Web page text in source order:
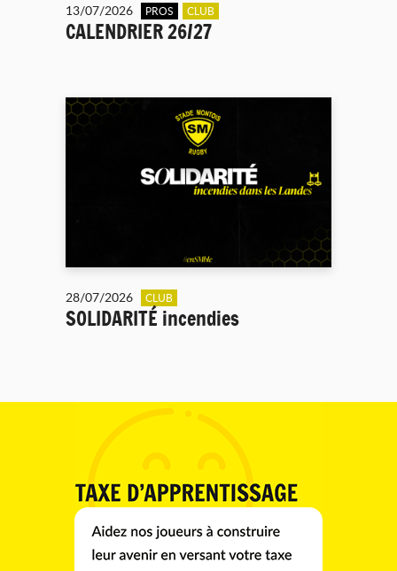
13/07/2026 PROS CLUB
CALENDRIER 26/27
28/07/2026 CLUB
SOLIDARITÉ incendies